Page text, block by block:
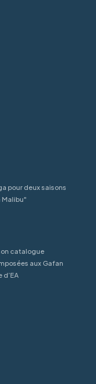
pour deux saisons
Malibu"
catalogue
aux Gafan
d’EA